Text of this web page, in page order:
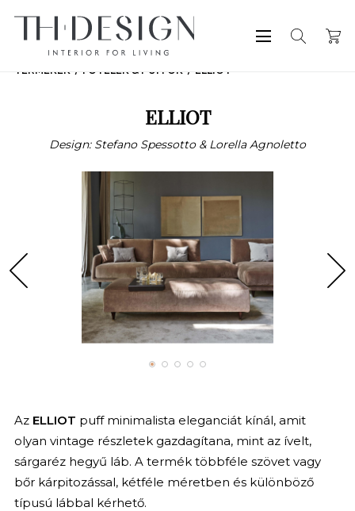
TERMÉKEK FOTELEK & PUFFOK ELLIOT
ELLIOT
Design: Stefano Spessotto & Lorella Agnoletto
Az ELLIOT puff minimalista eleganciát kínál, amit
olyan vintage részletek gazdagítana, mint az ívelt,
sárgaréz hegyű láb. A termék többféle szövet vagy
bőr kárpitozással, kétféle méretben és különböző
típusú lábbal kérhető.